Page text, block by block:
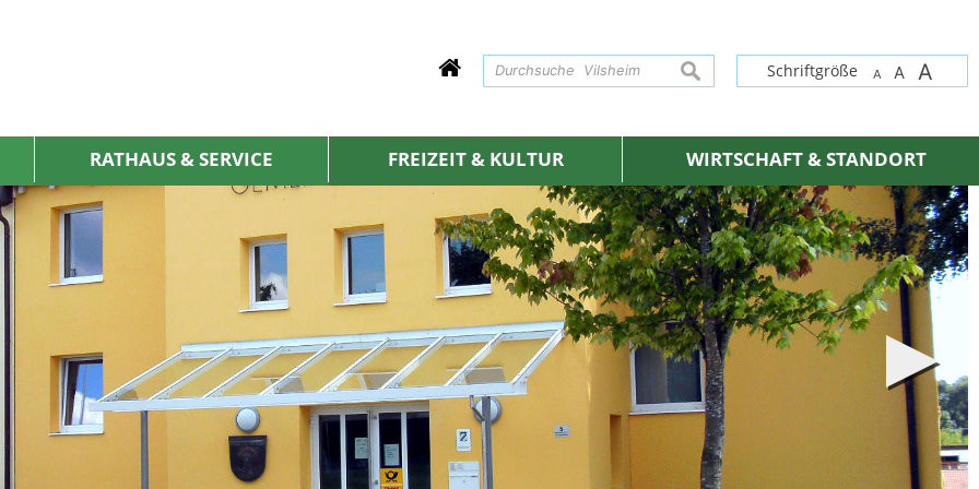
Schriftgröße A A A
suchen
RATHAUS & SERVICE FREIZEIT & KULTUR WIRTSCHAFT & STANDORT